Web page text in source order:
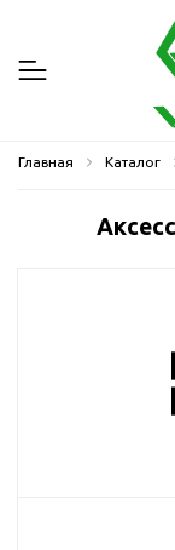
Главная Каталог